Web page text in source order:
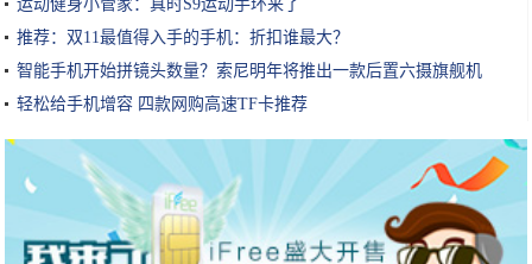
运动健身小管家：真时S9运动手环来了
推荐：双11最值得入手的手机：折扣谁最大？
智能手机开始拼镜头数量？索尼明年将推出一款后置六摄旗舰机
轻松给手机增容 四款网购高速TF卡推荐